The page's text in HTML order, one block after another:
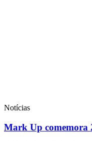
Notícias
Mark Up comemora